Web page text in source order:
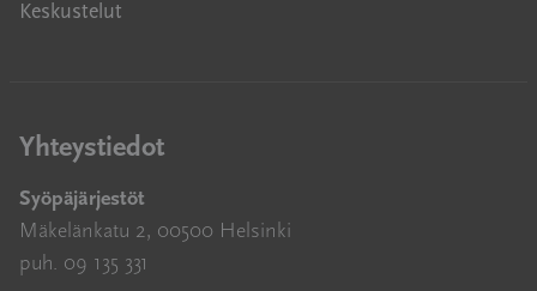
Keskustelut
Yhteystiedot
Syöpäjärjestöt
Mäkelänkatu 2, 00500 Helsinki
puh. 09 135 331